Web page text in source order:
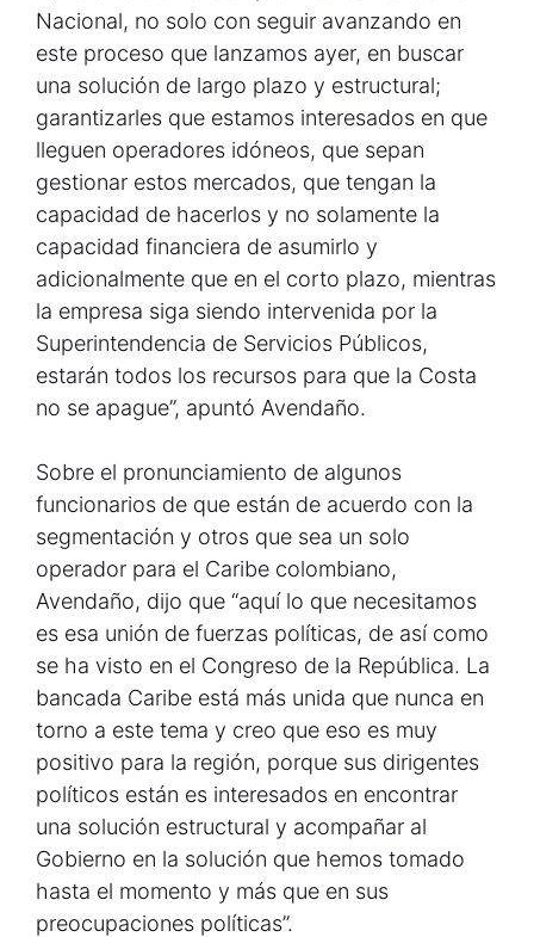
Nacional, no solo con seguir avanzando en
este proceso que lanzamos ayer, en buscar
una solución de largo plazo y estructural;
garantizarles que estamos interesados en que
lleguen operadores idóneos, que sepan
gestionar estos mercados, que tengan la
capacidad de hacerlos y no solamente la
capacidad financiera de asumirlo y
adicionalmente que en el corto plazo, mientras
la empresa siga siendo intervenida por la
Superintendencia de Servicios Públicos,
estarán todos los recursos para que la Costa
no se apague”, apuntó Avendaño.
Sobre el pronunciamiento de algunos
funcionarios de que están de acuerdo con la
segmentación y otros que sea un solo
operador para el Caribe colombiano,
Avendaño, dijo que “aquí lo que necesitamos
es esa unión de fuerzas políticas, de así como
se ha visto en el Congreso de la República. La
bancada Caribe está más unida que nunca en
torno a este tema y creo que eso es muy
positivo para la región, porque sus dirigentes
políticos están es interesados en encontrar
una solución estructural y acompañar al
Gobierno en la solución que hemos tomado
hasta el momento y más que en sus
preocupaciones políticas”.